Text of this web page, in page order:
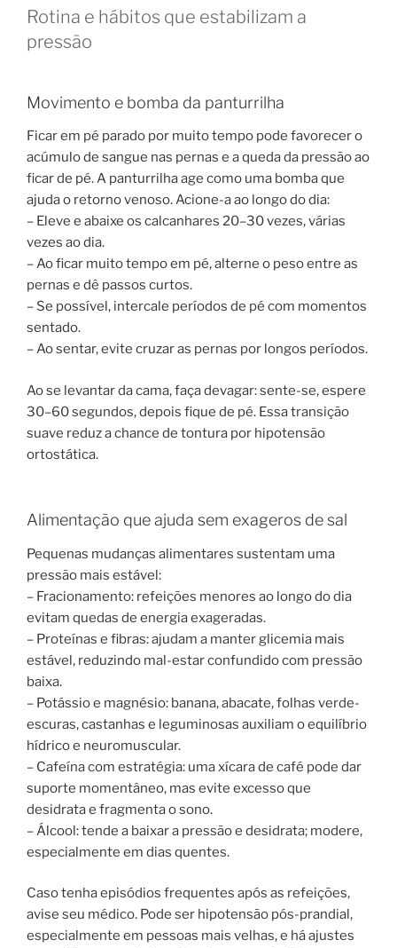
Rotina e hábitos que estabilizam a
pressão
Movimento e bomba da panturrilha
Ficar em pé parado por muito tempo pode favorecer o
acúmulo de sangue nas pernas e a queda da pressão ao
ficar de pé. A panturrilha age como uma bomba que
ajuda o retorno venoso. Acione-a ao longo do dia:
– Eleve e abaixe os calcanhares 20–30 vezes, várias
vezes ao dia.
– Ao ficar muito tempo em pé, alterne o peso entre as
pernas e dê passos curtos.
– Se possível, intercale períodos de pé com momentos
sentado.
– Ao sentar, evite cruzar as pernas por longos períodos.
Ao se levantar da cama, faça devagar: sente-se, espere
30–60 segundos, depois fique de pé. Essa transição
suave reduz a chance de tontura por hipotensão
ortostática.
Alimentação que ajuda sem exageros de sal
Pequenas mudanças alimentares sustentam uma
pressão mais estável:
– Fracionamento: refeições menores ao longo do dia
evitam quedas de energia exageradas.
– Proteínas e fibras: ajudam a manter glicemia mais
estável, reduzindo mal-estar confundido com pressão
baixa.
– Potássio e magnésio: banana, abacate, folhas verde-
escuras, castanhas e leguminosas auxiliam o equilíbrio
hídrico e neuromuscular.
– Cafeína com estratégia: uma xícara de café pode dar
suporte momentâneo, mas evite excesso que
desidrata e fragmenta o sono.
– Álcool: tende a baixar a pressão e desidrata; modere,
especialmente em dias quentes.
Caso tenha episódios frequentes após as refeições,
avise seu médico. Pode ser hipotensão pós-prandial,
especialmente em pessoas mais velhas, e há ajustes